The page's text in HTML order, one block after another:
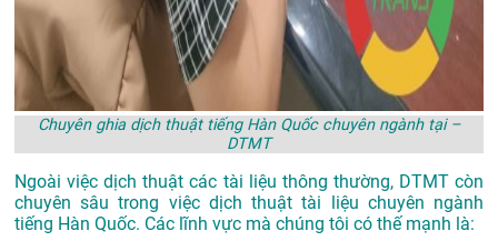
Chuyên ghia dịch thuật tiếng Hàn Quốc chuyên ngành tại –
DTMT
Ngoài việc dịch thuật các tài liệu thông thường, DTMT còn
chuyên sâu trong việc dịch thuật tài liệu chuyên ngành
tiếng Hàn Quốc. Các lĩnh vực mà chúng tôi có thế mạnh là: